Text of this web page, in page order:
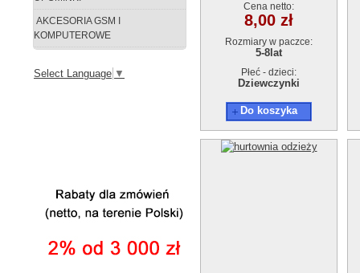
AKCESORIA GSM I
KOMPUTEROWE
Select Language ▼
Cena netto:
8,00 zł
Rozmiary w paczce:
5-8lat
Płeć - dzieci:
Dziewczynki
Do koszyka